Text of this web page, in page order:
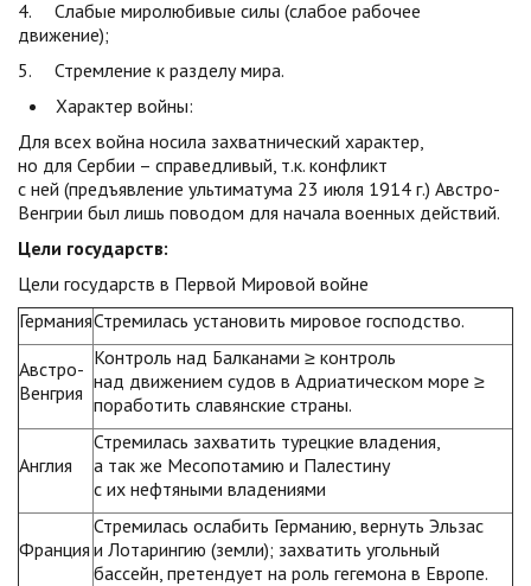
4. Слабые миролюбивые силы (слабое рабочее
движение);
5. Стремление к разделу мира.
Характер войны:
Для всех война носила захватнический характер,
но для Сербии – справедливый, т.к. конфликт
с ней (предъявление ультиматума 23 июля 1914 г.) Австро-
Венгрии был лишь поводом для начала военных действий.
Цели государств:
Цели государств в Первой Мировой войне
ГерманияСтремилась установить мировое господство.
Австро-
Венгрия
Контроль над Балканами ≥ контроль
над движением судов в Адриатическом море ≥
поработить славянские страны.
Англия
Стремилась захватить турецкие владения,
а так же Месопотамию и Палестину
с их нефтяными владениями
Франция
Стремилась ослабить Германию, вернуть Эльзас
и Лотарингию (земли); захватить угольный
бассейн, претендует на роль гегемона в Европе.